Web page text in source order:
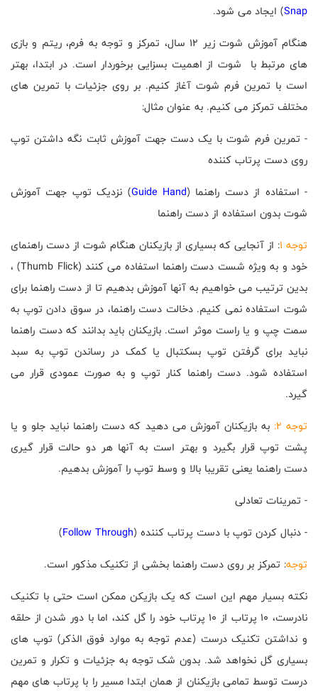
Snap) ایجاد می شود.
هنگام آموزش شوت زیر 12 سال، تمرکز و توجه به فرم، ریتم و بازی
های مرتبط با شوت از اهمیت بسزایی برخوردار است. در ابتدا، بهتر
است با تمرین فرم شوت آغاز کنیم. بر روی جزئیات با تمرین های
مختلف تمرکز می کنیم. به عنوان مثال:
- تمرین فرم شوت با یک دست جهت آموزش ثابت نگه داشتن توپ
روی دست پرتاب کننده
- استفاده از دست راهنما (Guide Hand) نزدیک توپ جهت آموزش
شوت بدون استفاده از دست راهنما
توجه 1 : از آنجایی که بسیاری از بازیکنان هنگام شوت از دست راهنمای
خود و به ویژه شست دست راهنما استفاده می کنند (Thumb Flick) ،
بدین ترتیب می خواهیم به آنها آموزش بدهیم تا از دست راهنما برای
شوت استفاده نمی کنیم. دخالت دست راهنما، در سوق دادن توپ به
سمت چپ و یا راست موثر است. بازیکنان باید بدانند که دست راهنما
نباید برای گرفتن توپ بسکتبال یا کمک در رساندن توپ به سبد
استفاده شود. دست راهنما کنار توپ و به صورت عمودی قرار می
گیرد.
توجه 2:
به بازیکنان آموزش می دهید که دست راهنما نباید جلو و یا
پشت توپ قرار بگیرد و بهتر است به آنها هر دو حالت قرار گیری
دست راهنما یعنی تقریبا بالا و وسط توپ را آموزش بدهیم.
- تمرینات تعادلی
- دنبال کردن توپ با دست پرتاب کننده (Follow Through
)
توجه: تمرکز بر روی دست راهنما بخشی از تکنیک مذکور است.
نکته بسیار مهم این است که یک بازیکن ممکن است حتی با تکنیک
نادرست، 10 پرتاب از 10 پرتاب خود را گل کند، اما با دور شدن از حلقه
و نداشتن تکنیک درست (عدم توجه به موارد فوق الذکر) توپ های
بسیاری گل نخواهد شد. بدون شک توجه به جزئیات و تکرار و تمرین
درست توسط تمامی بازیکنان از همان ابتدا مسیر را با پرتاب های مهم